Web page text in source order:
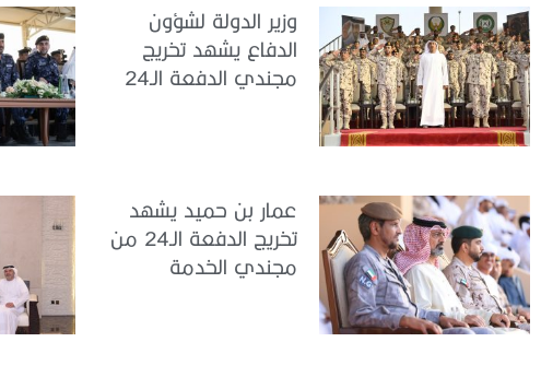
وزير الدولة لشؤون
الدفاع يشهد تخريج
مجندي الدفعة الـ24
عمار بن حميد يشهد
تخريج الدفعة الـ24 من
مجندي الخدمة